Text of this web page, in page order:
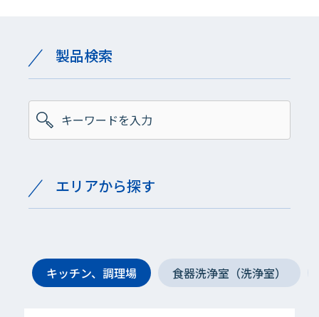
製品検索
エリアから探す
キッチン、調理場 食器洗浄室（洗浄室）